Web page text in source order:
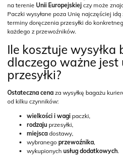
na terenie Unii Europejskiej czy może
Paczki wysyłane poza Unię najczęściej
terminy doręczenia przesyłki do
każdego z przewoźników.
Ile kosztuje wysyłka
dlaczego ważne jest
przesyłki?
Ostateczna cena za wysyłkę bagażu
od kilku czynników:
wielkości i wagi paczki,
rodzaju przesyłki,
miejsca dostawy,
wybranego przewoźnika,
wykupionych usług dodatkowych.